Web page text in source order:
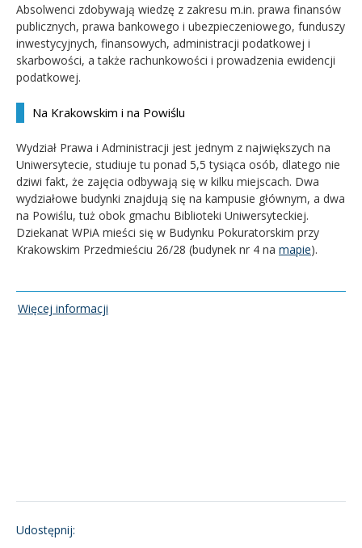
Absolwenci zdobywają wiedzę z zakresu m.in. prawa finansów
publicznych, prawa bankowego i ubezpieczeniowego, funduszy
inwestycyjnych, finansowych, administracji podatkowej i
skarbowości, a także rachunkowości i prowadzenia ewidencji
podatkowej.
Na Krakowskim i na Powiślu
Wydział Prawa i Administracji jest jednym z największych na
Uniwersytecie, studiuje tu ponad 5,5 tysiąca osób, dlatego nie
dziwi fakt, że zajęcia odbywają się w kilku miejscach. Dwa
wydziałowe budynki znajdują się na kampusie głównym, a dwa
na Powiślu, tuż obok gmachu Biblioteki Uniwersyteckiej.
Dziekanat WPiA mieści się w Budynku Pokuratorskim przy
Krakowskim Przedmieściu 26/28 (budynek nr 4 na mapie).
Więcej informacji
Udostępnij: